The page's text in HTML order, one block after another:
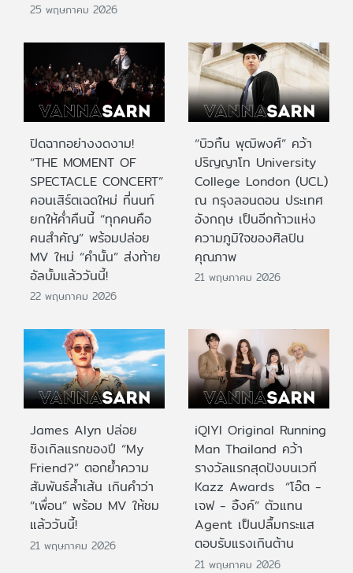
25 พฤษภาคม 2026
ปิดฉากอย่างงดงาม!
“THE MOMENT OF
SPECTACLE CONCERT”
คอนเสิร์ตเฉดใหม่ ที่นนท์
ยกให้ค่ำคืนนี้ “ทุกคนคือ
คนสำคัญ” พร้อมปล่อย
MV ใหม่ “คำนั้น” ส่งท้าย
อัลบั้มแล้ววันนี้!
22 พฤษภาคม 2026
“บิวกิ้น พุฒิพงศ์” คว้า
ปริญญาโท University
College London (UCL)
ณ กรุงลอนดอน ประเทศ
อังกฤษ เป็นอีกก้าวแห่ง
ความภูมิใจของศิลปิน
คุณภาพ
21 พฤษภาคม 2026
James Alyn ปล่อย
ซิงเกิลแรกของปี “My
Friend?” ตอกย้ำความ
สัมพันธ์ล้ำเส้น เกินคำว่า
“เพื่อน” พร้อม MV ให้ชม
แล้ววันนี้!
21 พฤษภาคม 2026
iQIYI Original Running
Man Thailand คว้า
รางวัลแรกสุดปังบนเวที
Kazz Awards “โอ๊ต -
เจฟ - อิ้งค์” ตัวแทน
Agent เป็นปลื้มกระแส
ตอบรับแรงเกินต้าน
21 พฤษภาคม 2026